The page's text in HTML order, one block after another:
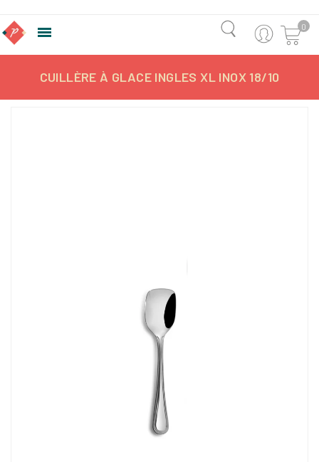
 0
CUILLÈRE À GLACE INGLES XL INOX 18/10